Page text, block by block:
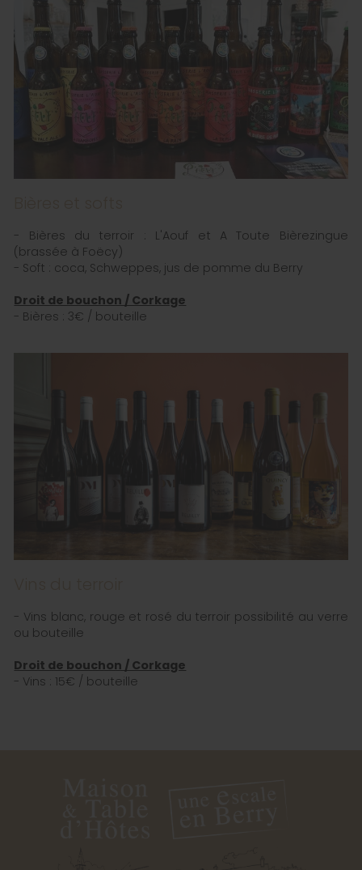
- Bières du terroir : L'Aouf et A Toute Bièrezingue
(brassée à Foëcy)
- Soft : coca, Schweppes, jus de pomme du Berry
Droit de bouchon / Corkage
- Bières : 3€ / bouteille
- Vins blanc, rouge et rosé du terroir possibilité au verre
ou bouteille
Droit de bouchon / Corkage
- Vins : 15€ / bouteille